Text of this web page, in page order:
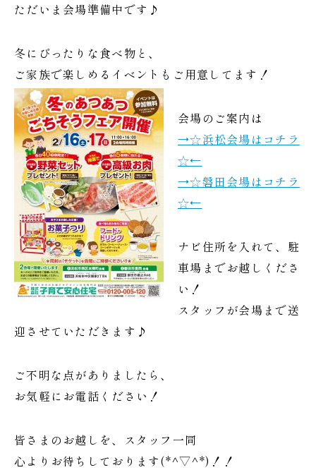
ただいま会場準備中です♪
冬にぴったりな食べ物と、
ご家族で楽しめるイベントもご用意してます！
会場のご案内は
→☆浜松会場はコチラ
☆←
→☆磐田会場はコチラ
☆←
ナビ住所を入れて、駐
車場までお越しくださ
い！
スタッフが会場まで送
迎させていただきます♪
ご不明な点がありましたら、
お気軽にお電話ください！
皆さまのお越しを、スタッフ一同
心よりお待ちしております(*^▽^*)！！